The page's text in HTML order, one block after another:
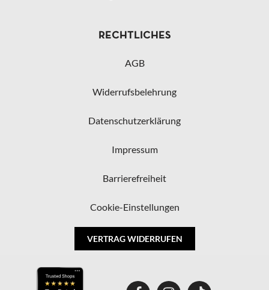
RECHTLICHES
AGB
Widerrufsbelehrung
Datenschutzerklärung
Impressum
Barrierefreiheit
Cookie-Einstellungen
VERTRAG WIDERRUFEN